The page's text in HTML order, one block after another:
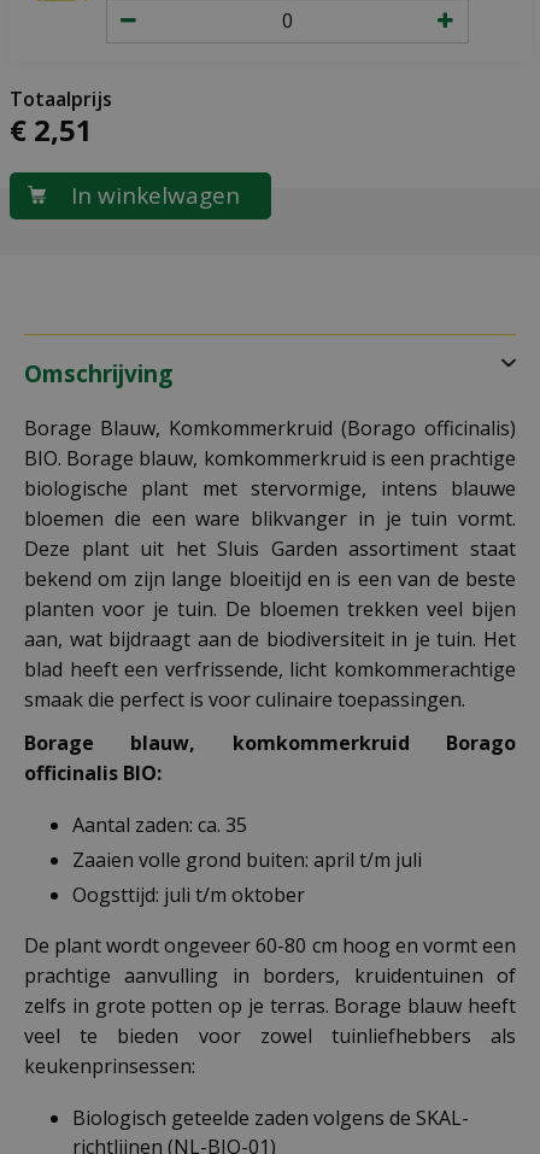
€ 2,51
Omschrijving
Borage Blauw, Komkommerkruid (Borago officinalis)
BIO. Borage blauw, komkommerkruid is een prachtige
biologische plant met stervormige, intens blauwe
bloemen die een ware blikvanger in je tuin vormt.
Deze plant uit het Sluis Garden assortiment staat
bekend om zijn lange bloeitijd en is een van de beste
planten voor je tuin. De bloemen trekken veel bijen
aan, wat bijdraagt aan de biodiversiteit in je tuin. Het
blad heeft een verfrissende, licht komkommerachtige
smaak die perfect is voor culinaire toepassingen.
Borage blauw, komkommerkruid Borago
officinalis BIO:
Aantal zaden: ca. 35
Zaaien volle grond buiten: april t/m juli
Oogsttijd: juli t/m oktober
De plant wordt ongeveer 60-80 cm hoog en vormt een
prachtige aanvulling in borders, kruidentuinen of
zelfs in grote potten op je terras. Borage blauw heeft
veel te bieden voor zowel tuinliefhebbers als
keukenprinsessen:
Biologisch geteelde zaden volgens de SKAL-
richtlijnen (NL-BIO-01)